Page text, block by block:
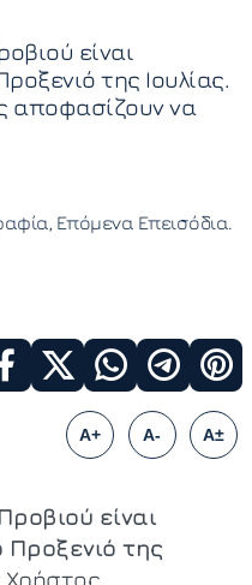
είναι
της Ιουλίας.
αποφασίζουν να
Επόμενα Επεισόδια
A+ A- A±
είναι
της
Χρήστος